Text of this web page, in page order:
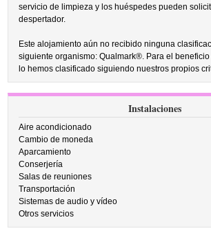
servicio de limpieza y los huéspedes pueden
despertador.
Este alojamiento aún no recibido ninguna
siguiente organismo: Qualmark®. Para el
lo hemos clasificado siguiendo nuestros propios
Instalaciones
Aire acondicionado
Cambio de moneda
Aparcamiento
Conserjería
Salas de reuniones
Transportación
Sistemas de audio y vídeo
Otros servicios